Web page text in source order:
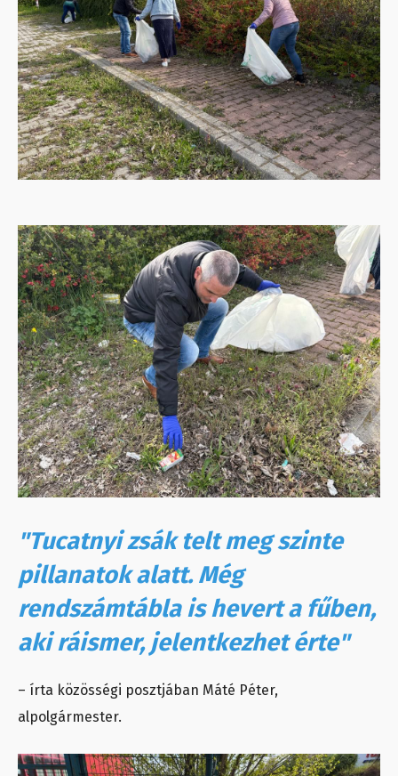
"Tucatnyi zsák telt meg szinte
pillanatok alatt. Még
rendszámtábla is hevert a fűben,
aki ráismer, jelentkezhet érte"
– írta közösségi posztjában Máté Péter,
alpolgármester.